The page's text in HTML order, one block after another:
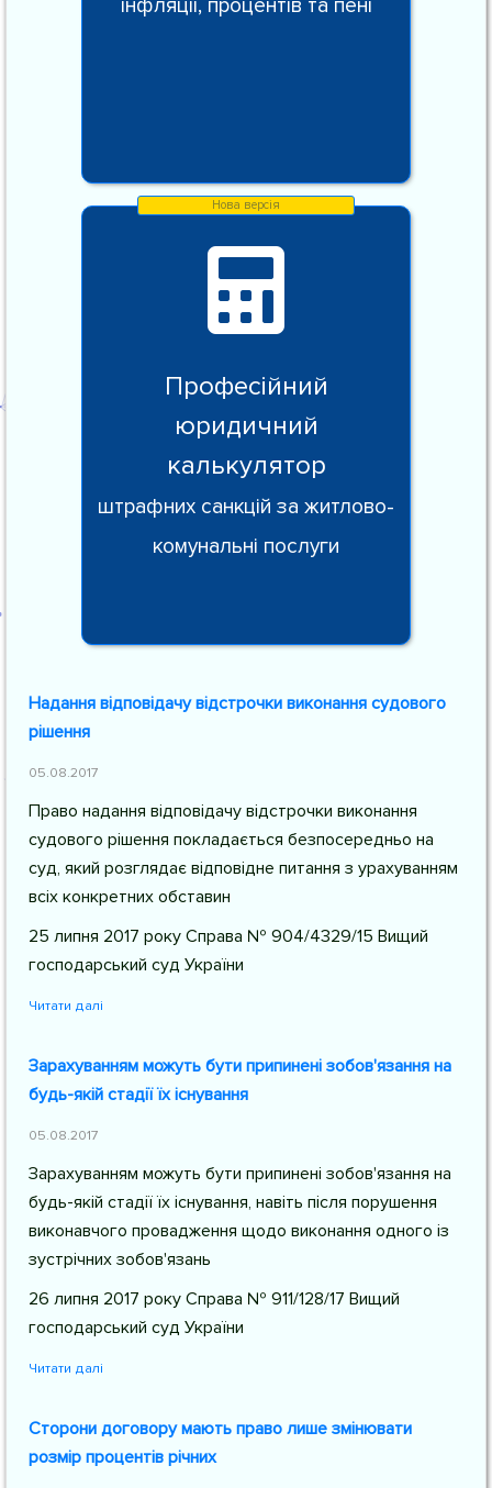
інфляції, процентів та пені
Професійний
юридичний
калькулятор
штрафних санкцій за житлово-
комунальні послуги
Надання відповідачу відстрочки виконання судового
рішення
05.08.2017
Право надання відповідачу відстрочки виконання
судового рішення покладається безпосередньо на
суд, який розглядає відповідне питання з урахуванням
всіх конкретних обставин
25 липня 2017 року Справа № 904/4329/15 Вищий
господарський суд України
Читати далі
Зарахуванням можуть бути припинені зобов'язання на
будь-якій стадії їх існування
05.08.2017
Зарахуванням можуть бути припинені зобов'язання на
будь-якій стадії їх існування, навіть після порушення
виконавчого провадження щодо виконання одного із
зустрічних зобов'язань
26 липня 2017 року Справа № 911/128/17 Вищий
господарський суд України
Читати далі
Сторони договору мають право лише змінювати
розмір процентів річних